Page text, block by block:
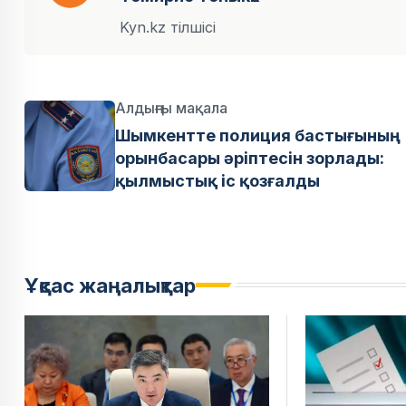
Kyn.kz тілшісі
Алдыңғы мақала
Шымкентте полиция бастығының
орынбасары әріптесін зорлады:
қылмыстық іс қозғалды
Ұқсас жаңалықтар